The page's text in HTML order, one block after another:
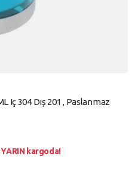
Iç 304 Dış 201 , Paslanmaz
YARIN kargoda!